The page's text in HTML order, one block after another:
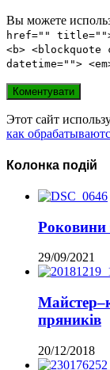
Вы можете
href=""
<b>
datetime="">
Этот сайт
как
Колонка подій
Роковини
29/09/2021
пряників
20/12/2018